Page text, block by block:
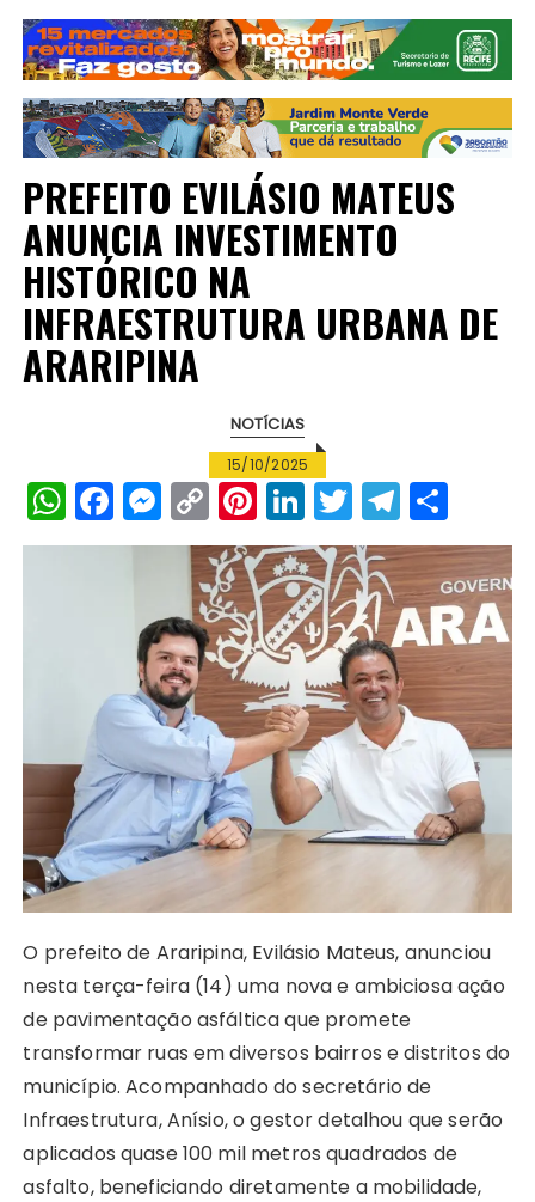
PREFEITO EVILÁSIO MATEUS
ANUNCIA INVESTIMENTO
HISTÓRICO NA
INFRAESTRUTURA URBANA DE
ARARIPINA
NOTÍCIAS
15/10/2025
W
h
p
F
a
b
o
o
k
M
e
s
e
n
g
er
C
o
p
y
Li
n
k
Pi
n
te
re
st
Li
n
k
e
dI
n
T
w
it
te
r
T
el
e
g
r
a
m
h
a
re
O prefeito de Araripina, Evilásio Mateus, anunciou
nesta terça-feira (14) uma nova e ambiciosa ação
de pavimentação asfáltica que promete
transformar ruas em diversos bairros e distritos do
município. Acompanhado do secretário de
Infraestrutura, Anísio, o gestor detalhou que serão
aplicados quase 100 mil metros quadrados de
asfalto, beneficiando diretamente a mobilidade,